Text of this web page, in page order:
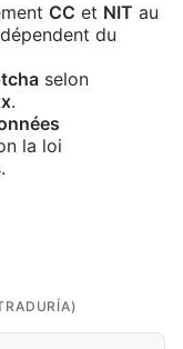
CC et NIT au
du
selon
.
la loi